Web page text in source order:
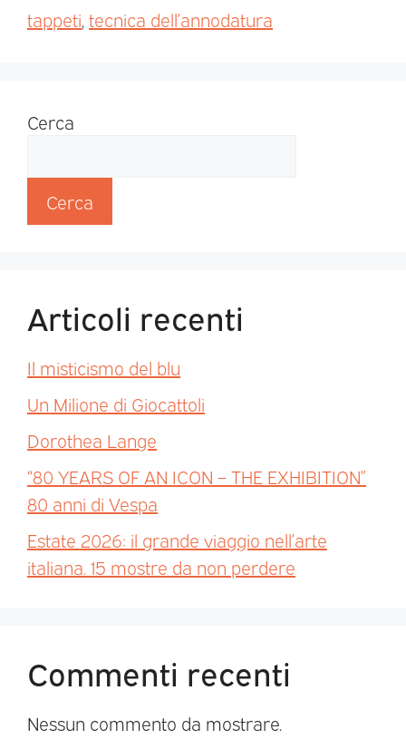
tappeti,tecnica dell’annodatura
Cerca
Cerca
Articoli recenti
Il misticismo del blu
Un Milione di Giocattoli
Dorothea Lange
“80 YEARS OF AN ICON – THE EXHIBITION”
80 anni di Vespa
Estate 2026: il grande viaggio nell’arte
italiana. 15 mostre da non perdere
Commenti recenti
Nessun commento da mostrare.